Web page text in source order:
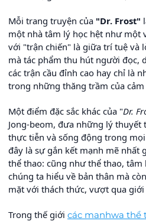
Mỗi trang truyện của "Dr. Frost"
một nhà tâm lý học hệt như một
với "trận chiến" là giữa trí tuệ và
mà tác phẩm thu hút người đọc,
các trận cầu đỉnh cao hay chỉ là
trong những thăng trầm của
Một điểm đặc sắc khác của "Dr.
Jong-beom, đưa những lý thuyết
thực tiễn và sống động trong
đây là sự gắn kết mạnh mẽ nhất
thể thao: cũng như thể thao,
chúng ta hiểu về bản thân mà
mặt với thách thức, vượt qua
Trong thế giới các manhwa thể